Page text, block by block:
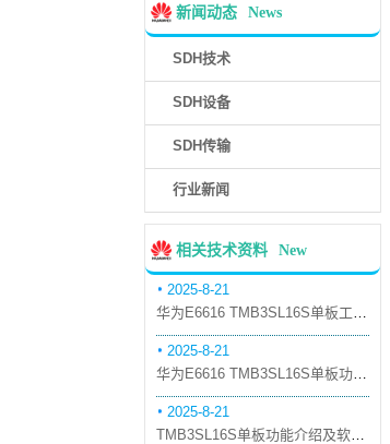
新闻动态 News
SDH技术
SDH设备
SDH传输
行业新闻
相关技术资料 New
2025-8-21
华为E6616 TMB3SL16S单板工作原理和信号流
2025-8-21
华为E6616 TMB3SL16S单板功能和机械指标
2025-8-21
TMB3SL16S单板功能介绍及软件配套